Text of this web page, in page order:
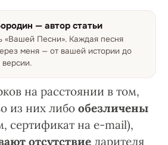
— автор статьи
«Вашей Песни». Каждая песня
меня — от вашей истории до
на расстоянии в том,
из них либо обезличены
сертификат на e-mail),
отсутствие дарителя